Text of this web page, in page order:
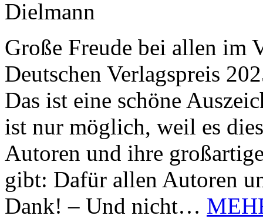
Große Freude bei allen im
Deutschen Verlagspreis
Das ist eine schöne
ist nur möglich, weil es
Autoren und ihre
gibt: Dafür allen Autoren
Dank! – Und nicht…